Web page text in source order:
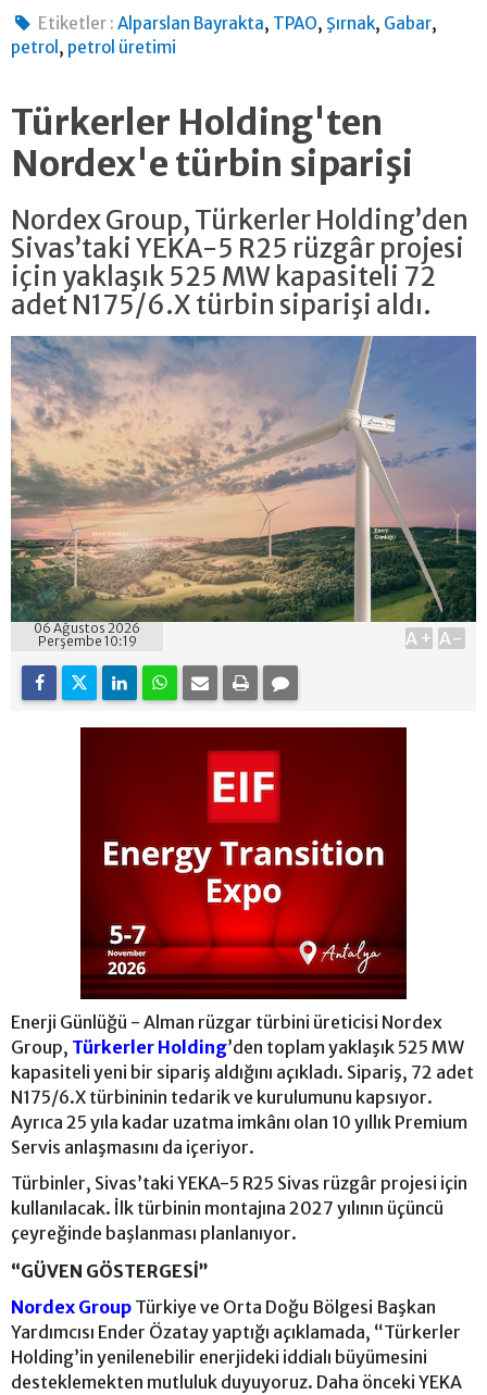
Etiketler : Alparslan Bayrakta, TPAO, Şırnak, Gabar,
petrol , petrol üretimi
Türkerler Holding'ten
Nordex'e türbin siparişi
Nordex Group, Türkerler Holding’den
Sivas’taki YEKA-5 R25 rüzgâr projesi
için yaklaşık 525 MW kapasiteli 72
adet N175/6.X türbin siparişi aldı.
06 Ağustos 2026
Perşembe 10:19
A+ A-
Enerji Günlüğü - Alman rüzgar türbini üreticisi Nordex
Group, Türkerler Holding’den toplam yaklaşık 525 MW
kapasiteli yeni bir sipariş aldığını açıkladı. Sipariş, 72 adet
N175/6.X türbininin tedarik ve kurulumunu kapsıyor.
Ayrıca 25 yıla kadar uzatma imkânı olan 10 yıllık Premium
Servis anlaşmasını da içeriyor.
Türbinler, Sivas’taki YEKA-5 R25 Sivas rüzgâr projesi için
kullanılacak. İlk türbinin montajına 2027 yılının üçüncü
çeyreğinde başlanması planlanıyor.
“GÜVEN GÖSTERGESİ”
Nordex Group Türkiye ve Orta Doğu Bölgesi Başkan
Yardımcısı Ender Özatay yaptığı açıklamada, “Türkerler
Holding’in yenilenebilir enerjideki iddialı büyümesini
desteklemekten mutluluk duyuyoruz. Daha önceki YEKA